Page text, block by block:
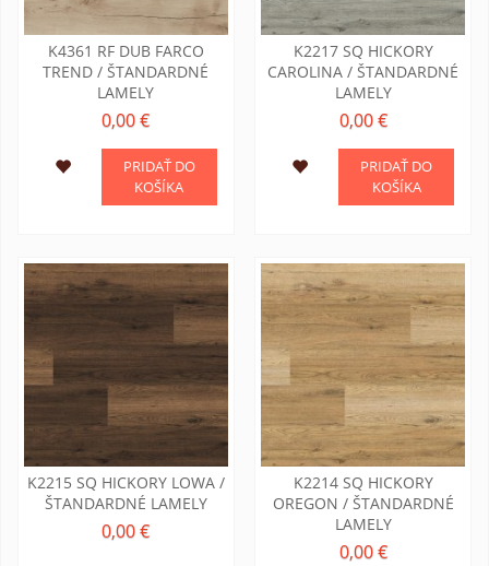
K4361 RF DUB FARCO
TREND / ŠTANDARDNÉ
LAMELY
0,00 €
PRIDAŤ DO
KOŠÍKA
K2217 SQ HICKORY
CAROLINA / ŠTANDARDNÉ
LAMELY
0,00 €
PRIDAŤ DO
KOŠÍKA
K2215 SQ HICKORY LOWA /
ŠTANDARDNÉ LAMELY
0,00 €
K2214 SQ HICKORY
OREGON / ŠTANDARDNÉ
LAMELY
0,00 €